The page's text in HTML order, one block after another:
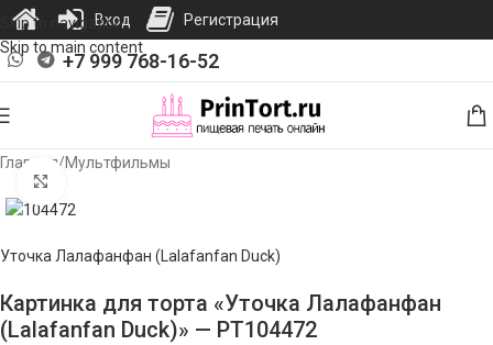
Skip to navigation
Skip to main content
+7 999 768-16-52
Главная/Мультфильмы
Уточка Лалафанфан (Lalafanfan Duck)
Картинка для торта «Уточка Лалафанфан
(Lalafanfan Duck)» — PT104472
Вход Регистрация